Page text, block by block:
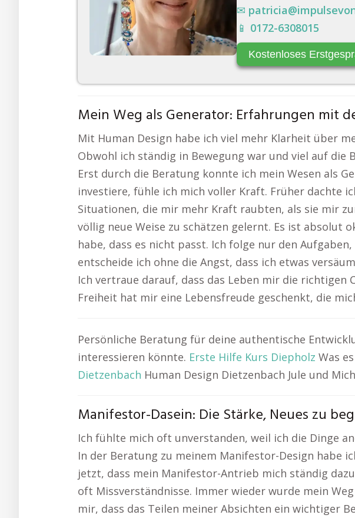
✉
📱 0172-6308015
Kostenloses
Mein Weg als Generator: Erfahrungen mit
Mit Human Design habe ich viel mehr Klarheit über
Obwohl ich ständig in Bewegung war und viel auf
Erst durch die Beratung konnte ich mein Wesen als
investiere, fühle ich mich voller Kraft. Früher dachte
Situationen, die mir mehr Kraft raubten, als sie mir
völlig neue Weise zu schätzen gelernt. Es ist absolut
habe, dass es nicht passt. Ich folge nur den
entscheide ich ohne die Angst, dass ich etwas
Ich vertraue darauf, dass das Leben mir die richtigen
Freiheit hat mir eine Lebensfreude geschenkt, die
Persönliche Beratung für deine authentische
interessieren könnte. Erste Hilfe Kurs Diepholz Was
Dietzenbach Human Design Dietzenbach Jule und
Manifestor-Dasein: Die Stärke, Neues zu
Ich fühlte mich oft unverstanden, weil ich die Dinge
In der Beratung zu meinem Manifestor-Design habe
jetzt, dass mein Manifestor-Antrieb mich ständig
oft Missverständnisse. Immer wieder wurde mein
mir, dass das Teilen meiner Absichten ein wichtiger